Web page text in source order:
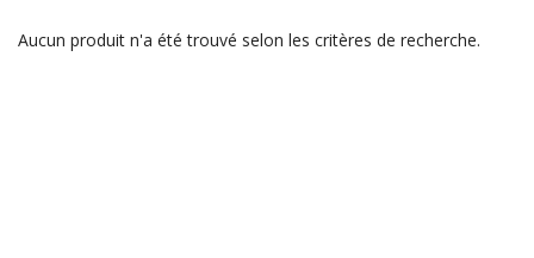
Aucun produit n'a été trouvé selon les critères de recherche.